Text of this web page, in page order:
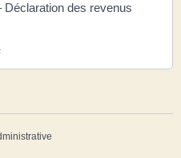
Déclaration des revenus